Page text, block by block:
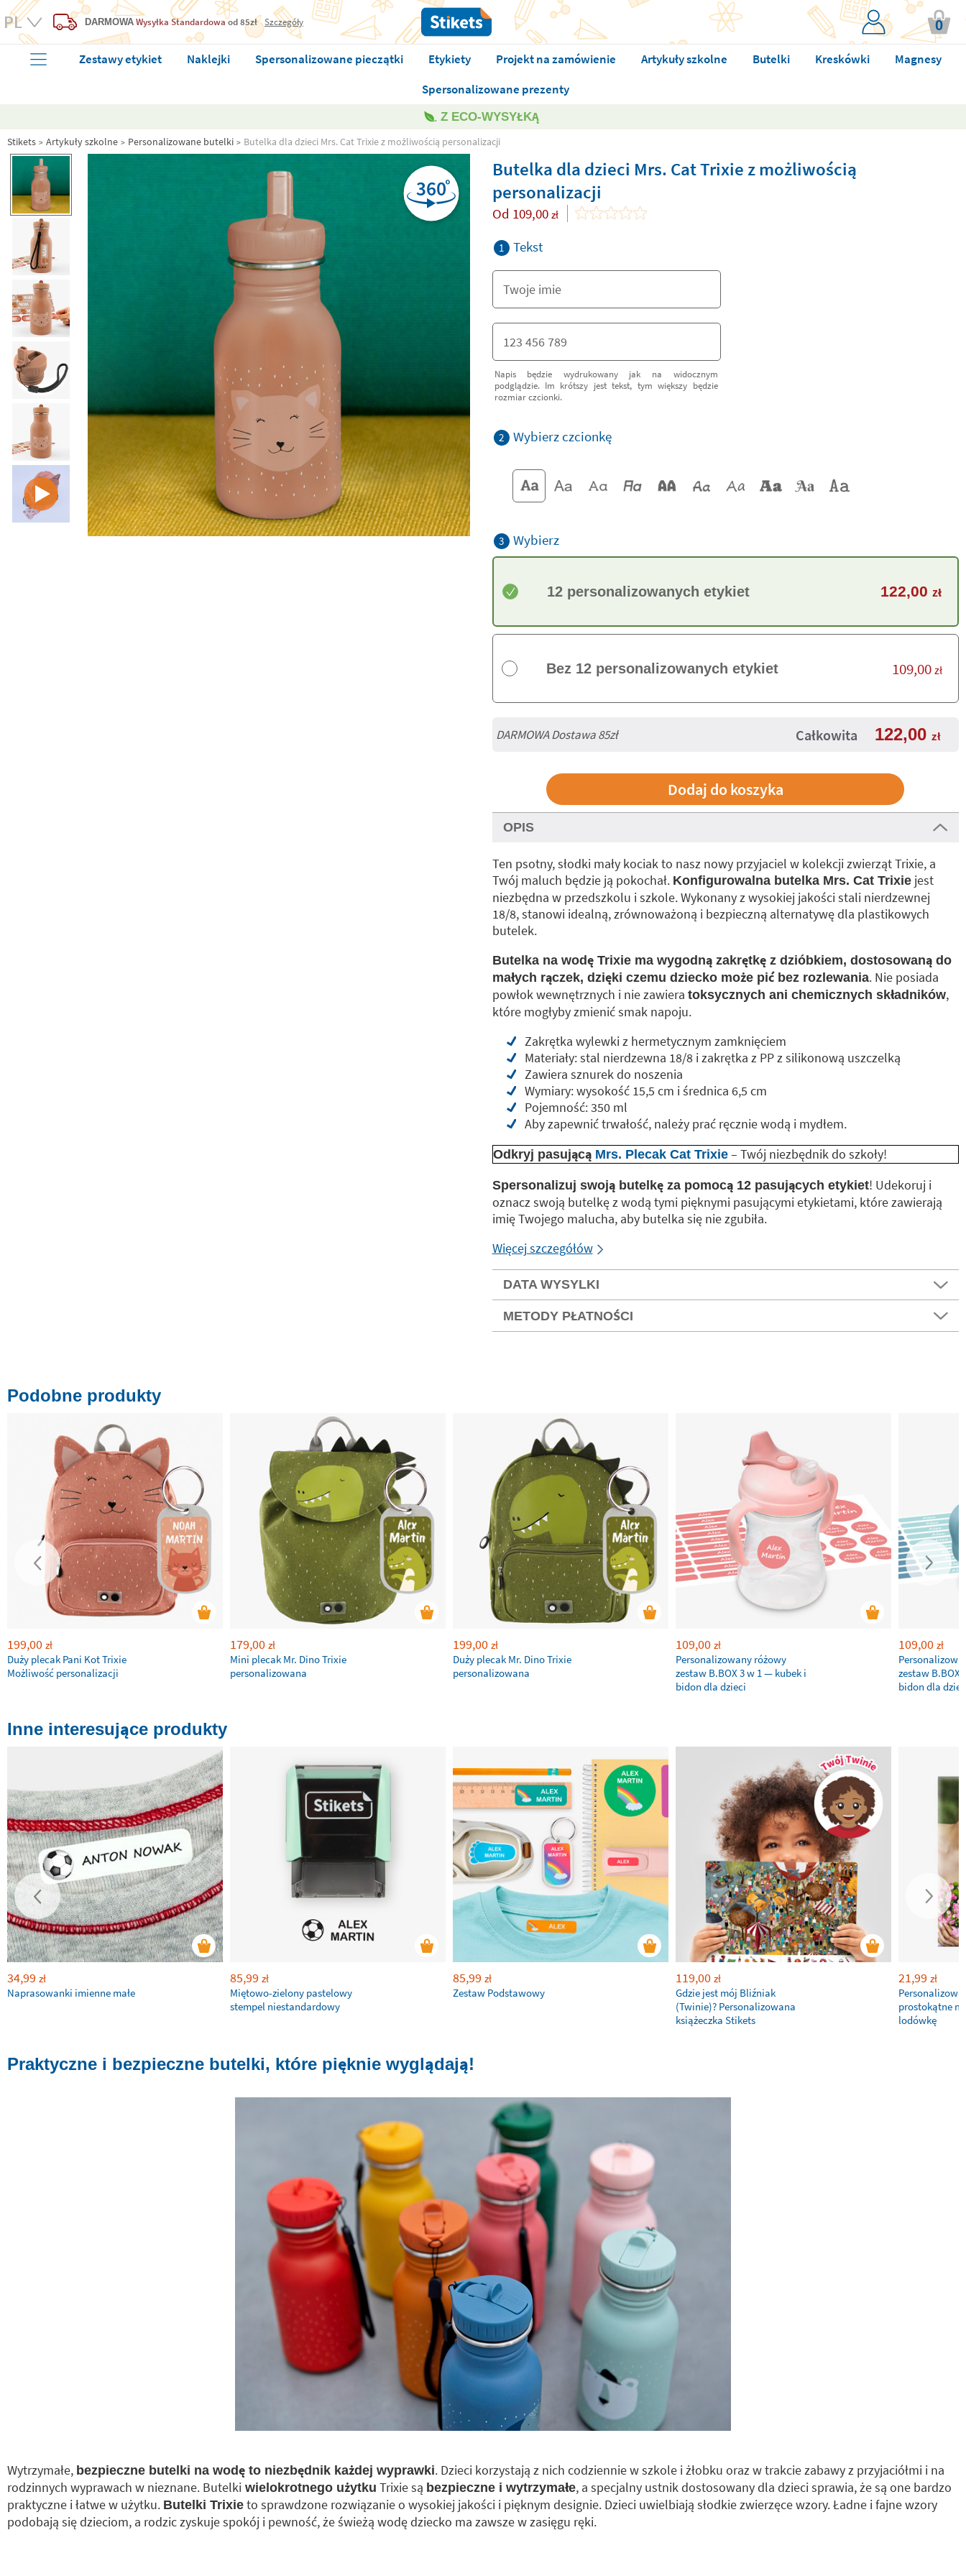
DARMOWA Wysyłka Standardowaod 85zł Szczegóły 0
Zestawy etykiet Naklejki Spersonalizowane pieczątki Etykiety Projekt na zamówienie Artykuły szkolne Butelki Kreskówki
Magnesy
Spersonalizowane prezenty
Z ECO-WYSYŁKĄ
Stikets Artykuły szkolne Personalizowane butelki Butelka dla dzieci Mrs. Cat Trixie z możliwością personalizacji
Butelka dla dzieci Mrs. Cat Trixie z możliwością
personalizacji
Od 109,00 zł
1 Tekst
Napis będzie wydrukowany jak na widocznym
podglądzie. Im krótszy jest tekst, tym większy będzie
rozmiar czcionki.
2 Wybierz czcionkę
3 Wybierz
12 personalizowanych etykiet 122,00 zł
Bez 12 personalizowanych etykiet 109,00 zł
DARMOWA Dostawa 85zł Całkowita 122,00 zł
OPIS
Ten psotny, słodki mały kociak to nasz nowy przyjaciel w kolekcji zwierząt Trixie, a
Twój maluch będzie ją pokochał. Konfigurowalna butelka Mrs. Cat Trixiejest
niezbędna w przedszkolu i szkole. Wykonany z wysokiej jakości stali nierdzewnej
18/8, stanowi idealną, zrównoważoną i bezpieczną alternatywę dla plastikowych
butelek.
Butelka na wodę Trixie ma wygodną zakrętkę z dzióbkiem, dostosowaną do
małych rączek, dzięki czemu dziecko może pić bez rozlewania. Nie posiada
powłok wewnętrznych i nie zawiera toksycznych ani chemicznych składników,
które mogłyby zmienić smak napoju.
Zakrętka wylewki z hermetycznym zamknięciem
Materiały: stal nierdzewna 18/8 i zakrętka z PP z silikonową uszczelką
Zawiera sznurek do noszenia
Wymiary: wysokość 15,5 cm i średnica 6,5 ​​cm
Pojemność: 350 ml
Aby zapewnić trwałość, należy prać ręcznie wodą i mydłem.
Odkryj pasującą Mrs. Plecak Cat Trixie– Twój niezbędnik do szkoły!
Spersonalizuj swoją butelkę za pomocą 12 pasujących etykiet! Udekoruj i
oznacz swoją butelkę z wodą tymi pięknymi pasującymi etykietami, które zawierają
imię Twojego malucha, aby butelka się nie zgubiła.
Więcej szczegółów
DATA WYSYLKI
METODY PŁATNOŚCI
Podobne produkty
199,00 zł
Duży plecak Pani Kot Trixie
Możliwość personalizacji
179,00 zł
Mini plecak Mr. Dino Trixie
personalizowana
199,00 zł
Duży plecak Mr. Dino Trixie
personalizowana
109,00 zł
Personalizowany różowy
zestaw B.BOX 3 w 1 — kubek i
bidon dla dzieci
109,00 zł
zestaw B.BOX
bidon dla
Inne interesujące produkty
34,99 zł
Naprasowanki imienne małe
85,99 zł
Miętowo-zielony pastelowy
stempel niestandardowy
85,99 zł
Zestaw Podstawowy
119,00 zł
Gdzie jest mój Bliźniak
(Twinie)? Personalizowana
książeczka Stikets
21,99 zł
prostokątne
lodówkę
Praktyczne i bezpieczne butelki, które pięknie wyglądają!
Wytrzymałe, bezpieczne butelki na wodę to niezbędnik każdej wyprawki. Dzieci korzystają z nich codziennie w szkole i żłobku oraz w trakcie zabawy z przyjaciółmi i na
rodzinnych wyprawach w nieznane. Butelki wielokrotnego użytku Trixie są bezpieczne i wytrzymałe, a specjalny ustnik dostosowany dla dzieci sprawia, że są one bardzo
praktyczne i łatwe w użytku. Butelki Trixie to sprawdzone rozwiązanie o wysokiej jakości i pięknym designie. Dzieci uwielbiają słodkie zwierzęce wzory. Ładne i fajne wzory
podobają się dzieciom, a rodzic zyskuje spokój i pewność, że świeżą wodę dziecko ma zawsze w zasięgu ręki.